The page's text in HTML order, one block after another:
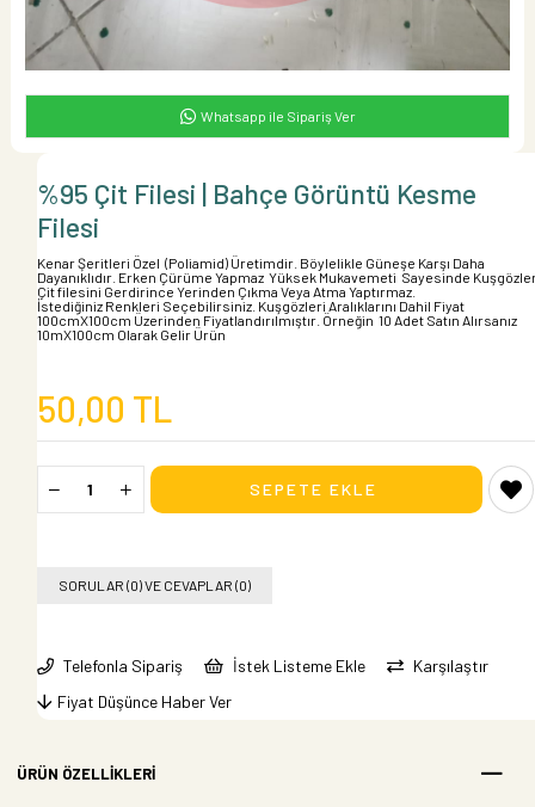
Whatsapp ile Sipariş Ver
%95 Çit Filesi | Bahçe Görüntü Kesme
Filesi
Kenar Şeritleri Özel (Poliamid) Üretimdir. Böylelikle Güneşe Karşı Daha
Dayanıklıdır. Erken Çürüme Yapmaz Yüksek Mukavemeti Sayesinde
Çit filesini Gerdirince Yerinden Çıkma Veya Atma Yaptırmaz.
İstediğiniz Renkleri Seçebilirsiniz. Kuşgözleri Aralıklarını Dahil Fiyat
100cmX100cm Üzerinden Fiyatlandırılmıştır. Örneğin 10 Adet Satın Alırsanız
10mX100cm Olarak Gelir Ürün
50,00 TL
SORULAR (0) VE CEVAPLAR (0)
Telefonla Sipariş İstek Listeme Ekle
Karşılaştır
Fiyat Düşünce Haber Ver
ÜRÜN ÖZELLIKLERI